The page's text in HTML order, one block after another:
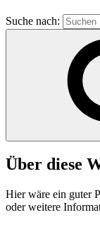
Suche nach:
Über diese
Hier wäre ein guter
oder weitere